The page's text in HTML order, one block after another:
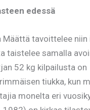
edessä
Määttä tavoittelee niin
taistelee samalla
52 kg kilpailusta on
tiukka, kun
monelta eri